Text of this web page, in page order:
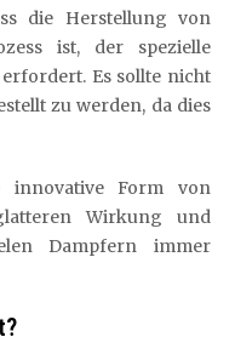
die Herstellung von
ist, der spezielle
Es sollte nicht
zu werden, da dies
innovative Form von
Wirkung und
Dampfern immer